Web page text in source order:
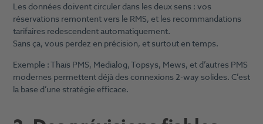
Les données doivent circuler dans les deux sens : vos
réservations remontent vers le RMS, et les recommandations
tarifaires redescendent automatiquement.
Sans ça, vous perdez en précision, et surtout en temps.
Exemple : Thaïs PMS, Medialog, Topsys, Mews, et d’autres PMS
modernes permettent déjà des connexions 2-way solides. C’est
la base d’une stratégie efficace.